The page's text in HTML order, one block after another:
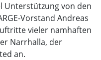
Unterstützung von den
Vorstand Andreas
vieler namhaften
Narrhalla, der
an.